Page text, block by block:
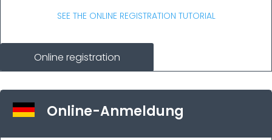
SEE THE ONLINE REGISTRATION TUTORIAL
Online registration
Online-Anmeldung